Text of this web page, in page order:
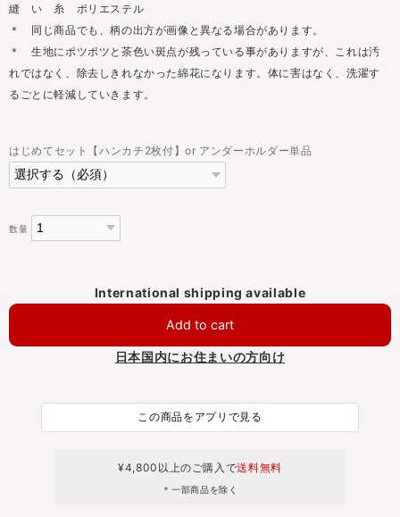
縫 い 糸 ポリエステル
＊ 同じ商品でも、柄の出方が画像と異なる場合があります。
＊ 生地にポツポツと茶色い斑点が残っている事がありますが、これは汚
れではなく、除去しきれなかった綿花になります。体に害はなく、洗濯す
るごとに軽減していきます。
はじめてセット【ハンカチ2枚付】or アンダーホルダー単品
数量
International shipping available
Add to cart
日本国内にお住まいの方向け
この商品をアプリで見る
¥4,800以上のご購入で送料無料
＊一部商品を除く